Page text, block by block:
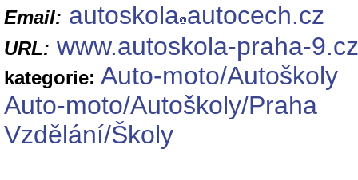
Email: autoskola autocech.cz
URL: www.autoskola-praha-9.cz
kategorie: Auto-moto/Autoškoly
Auto-moto/Autoškoly/Praha
Vzdělání/Školy